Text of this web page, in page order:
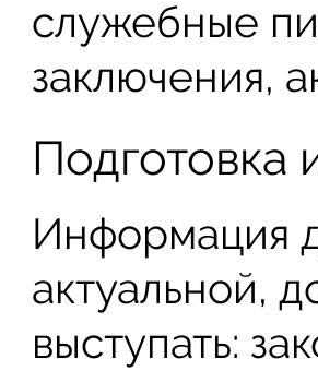
служебные
заключения,
Подготовка
Информация
актуальной,
выступать: